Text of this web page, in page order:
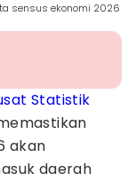
sensus ekonomi 2026
Statistik
akan
daerah